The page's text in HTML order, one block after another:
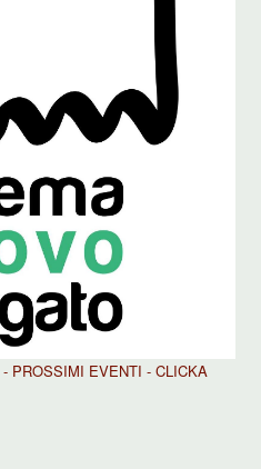
PROSSIMI EVENTI - CLICKA